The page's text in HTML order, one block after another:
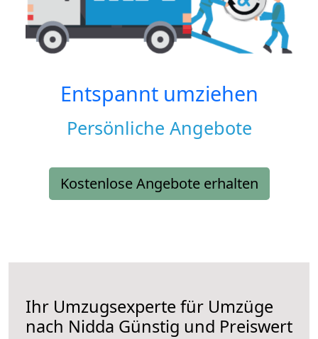
Entspannt umziehen
Persönliche Angebote
Kostenlose Angebote erhalten
Ihr Umzugsexperte für Umzüge
nach Nidda Günstig und Preiswert